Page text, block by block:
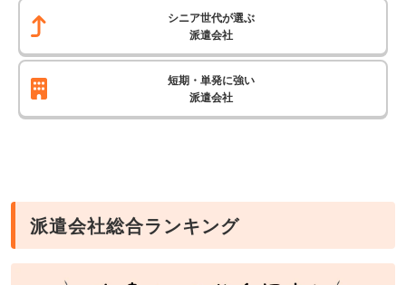
シニア世代が選ぶ
派遣会社
短期・単発に強い
派遣会社
派遣会社総合ランキング